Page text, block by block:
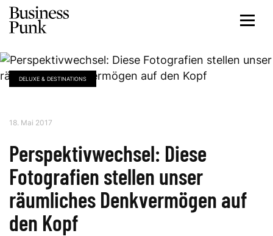
DELUXE & DESTINATIONS
18. Mai 2017
Perspektivwechsel: Diese
Fotografien stellen unser
räumliches Denkvermögen auf
den Kopf